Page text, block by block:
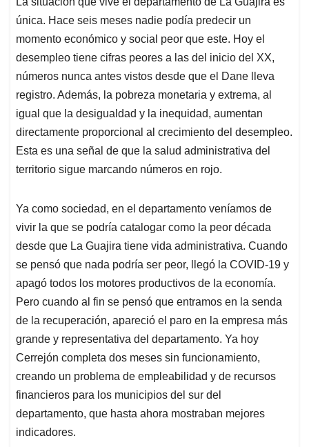
s
A
p
p
b
o
o
k
e
d
I
n
l
a
d
s
única. Hace seis meses nadie podía predecir un
momento económico y social peor que este. Hoy el
desempleo tiene cifras peores a las del inicio del XX,
números nunca antes vistos desde que el Dane lleva
registro. Además, la pobreza monetaria y extrema, al
igual que la desigualdad y la inequidad, aumentan
directamente proporcional al crecimiento del desempleo.
Esta es una señal de que la salud administrativa del
territorio sigue marcando números en rojo.
Ya como sociedad, en el departamento veníamos de
vivir la que se podría catalogar como la peor década
desde que La Guajira tiene vida administrativa. Cuando
se pensó que nada podría ser peor, llegó la COVID-19 y
apagó todos los motores productivos de la economía.
Pero cuando al fin se pensó que entramos en la senda
de la recuperación, apareció el paro en la empresa más
grande y representativa del departamento. Ya hoy
Cerrejón completa dos meses sin funcionamiento,
creando un problema de empleabilidad y de recursos
financieros para los municipios del sur del
departamento, que hasta ahora mostraban mejores
indicadores.